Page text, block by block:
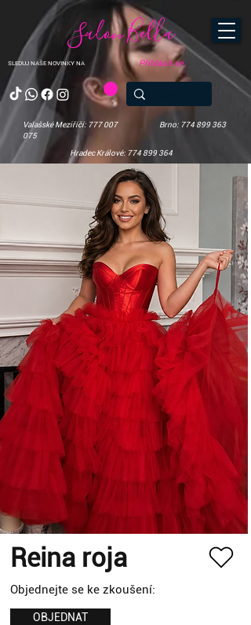
SLEDUJ NAŠE NOVINKY NA
Salon Bella
Valašské Meziříčí: 777 007
075
Brno: 774 899 363
Hradec Králové: 774 899 364
Přihlásit se
Reina roja
Objednejte se ke zkoušení:
OBJEDNAT